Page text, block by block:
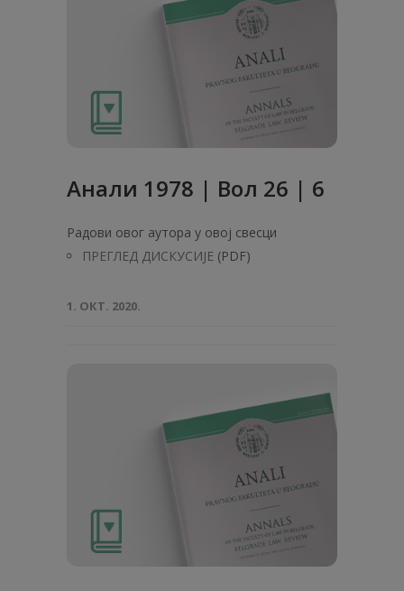
Анaли 1978 | Вол 26 | 6
Радови овог аутора у овој свесци
ПРЕГЛЕД ДИСКУСИЈЕ (PDF)
1. ОКТ. 2020.